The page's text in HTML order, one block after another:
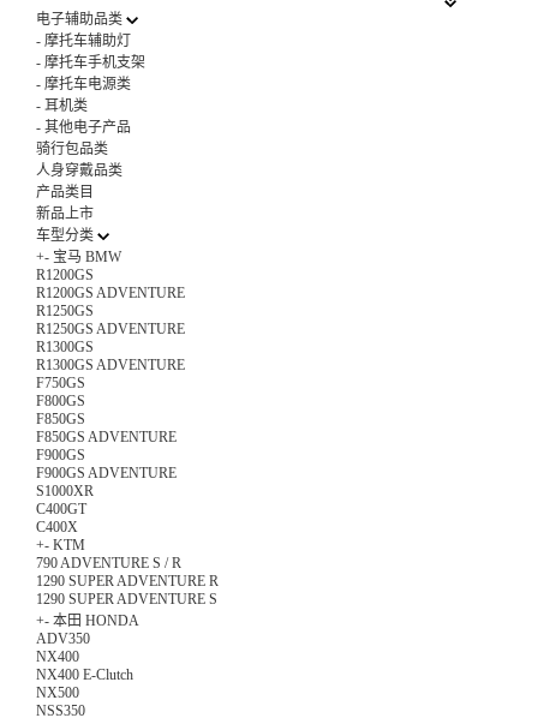
电子辅助品类
- 摩托车辅助灯
- 摩托车手机支架
- 摩托车电源类
- 耳机类
- 其他电子产品
骑行包品类
人身穿戴品类
产品类目
新品上市
车型分类
+- 宝马 BMW
R1200GS
R1200GS ADVENTURE
R1250GS
R1250GS ADVENTURE
R1300GS
R1300GS ADVENTURE
F750GS
F800GS
F850GS
F850GS ADVENTURE
F900GS
F900GS ADVENTURE
S1000XR
C400GT
C400X
+- KTM
790 ADVENTURE S / R
1290 SUPER ADVENTURE R
1290 SUPER ADVENTURE S
+- 本田 HONDA
ADV350
NX400
NX400 E-Clutch
NX500
NSS350